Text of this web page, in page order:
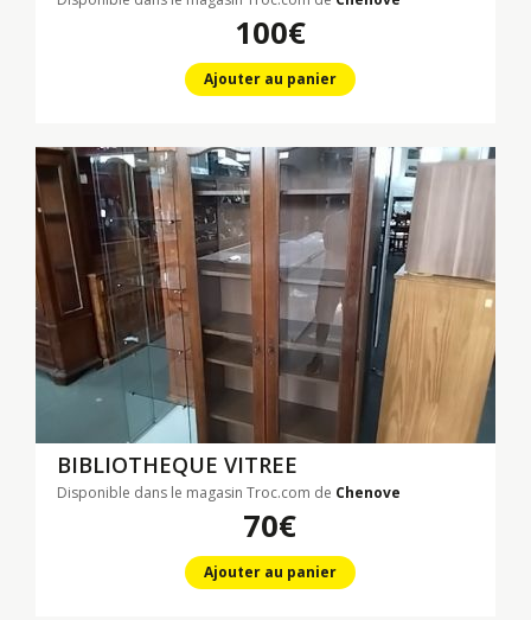
100€
Ajouter au panier
BIBLIOTHEQUE VITREE
Disponible dans le magasin Troc.com de Chenove
70€
Ajouter au panier